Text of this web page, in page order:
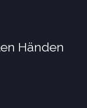
Händen